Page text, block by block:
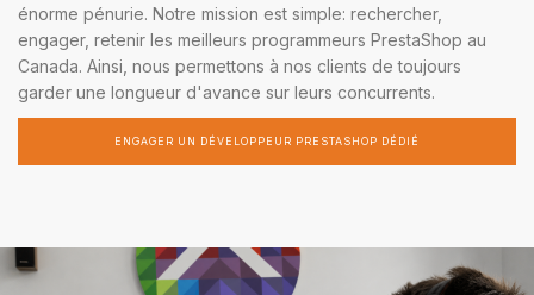
énorme pénurie. Notre mission est simple: rechercher,
engager, retenir les meilleurs programmeurs PrestaShop au
Canada. Ainsi, nous permettons à nos clients de toujours
garder une longueur d'avance sur leurs concurrents.
ENGAGER UN DÉVELOPPEUR PRESTASHOP DÉDIÉ